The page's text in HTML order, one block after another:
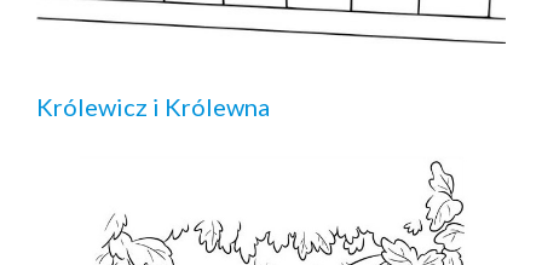
Królewicz i Królewna